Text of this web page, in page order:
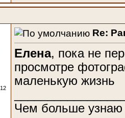
Re:
Елена, пока не
просмотре
маленькую жизнь
Чем больше